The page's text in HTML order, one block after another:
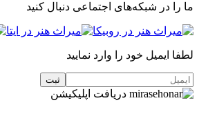
ما را در شبکه‌های اجتماعی دنبال کنید
لطفا ایمیل خود را وارد نمایید
دریافت اپلیکیشن